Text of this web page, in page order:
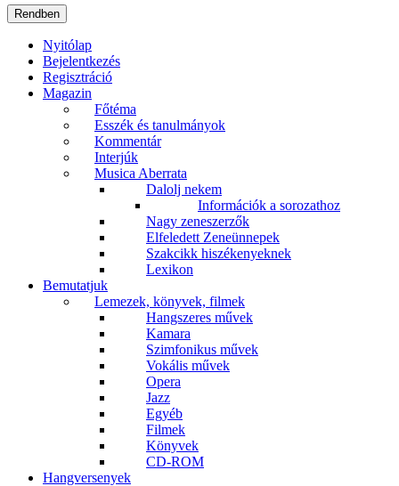
Nyitólap
Bejelentkezés
Regisztráció
Magazin
Főtéma
Esszék és tanulmányok
Kommentár
Interjúk
Musica Aberrata
Dalolj nekem
Információk a sorozathoz
Nagy zeneszerzők
Elfeledett Zeneünnepek
Szakcikk hiszékenyeknek
Lexikon
Bemutatjuk
Lemezek, könyvek, filmek
Hangszeres művek
Kamara
Szimfonikus művek
Vokális művek
Opera
Jazz
Egyéb
Filmek
Könyvek
CD-ROM
Hangversenyek